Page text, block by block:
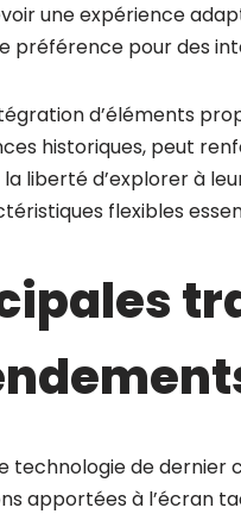
une expérience
préférence pour des
d’éléments
historiques, peut
liberté d’explorer à
flexibles
technologie de dernier
apportées à l’écran